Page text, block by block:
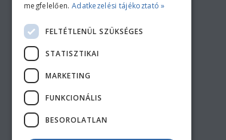
ELÉRHETŐSÉGÜNK
TELEPHELY:
+36 (53) 570-012
E-MAIL:
megfelelően. Adatkezelési tájékoztató »
FELTÉTLENÜL SZÜKSÉGES
STATISZTIKAI
MARKETING
FUNKCIONÁLIS
BESOROLATLAN